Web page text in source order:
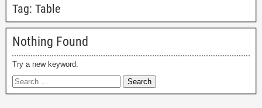
Tag: Table
Nothing Found
Try a new keyword.